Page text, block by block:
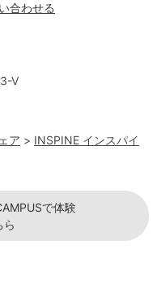
V
ア > INSPINE インスパイ
合わせる
で体験
ら